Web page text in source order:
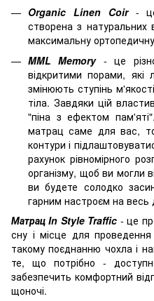
Organic Linen Coir- це
створена з
максимальну
MML Memory- це
відкритими порами, які
змінюють ступінь
тіла. Завдяки цій
"піна з ефектом
матрац саме для вас,
контури і
рахунок рівномірного
організму, щоб ви могли
ви будете солодко
гарним настроєм на весь
Матрац In Style Traffic - це
сну і місце для проведення
такому поєднанню чохла і
те, що потрібно -
забезпечить комфортний
щоночі.